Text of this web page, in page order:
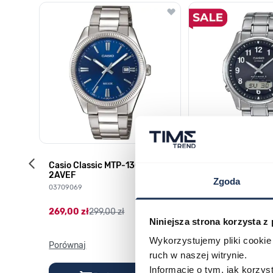
Zgoda
Niniejsza strona korzysta z
Wykorzystujemy pliki
ruch w naszej witrynie.
Informacje o tym, jak
Poruszanie się po elementach karuzeli jest możliwe za
Naciśnij, aby pominąć karuzelę
Naciśnij, aby przejść do nawigacji karuzeli
Casio Classic MTP-1302PD-
2AVEF
03709069
269,00 zł299,00 zł
Porównaj
03753024
Darmowa dostawa
Porównaj